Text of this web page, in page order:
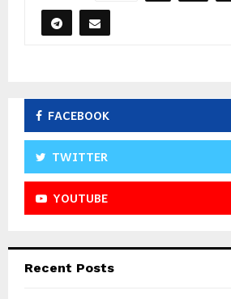
FACEBOOK
TWITTER
YOUTUBE
Recent Posts